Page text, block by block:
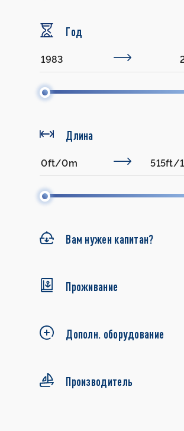
Год
Длина
Вам нужен капитан?
Проживание
Дополн. оборудование
Производитель